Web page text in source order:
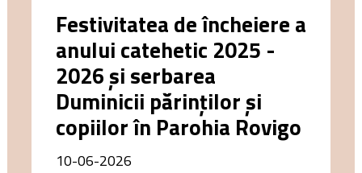
Festivitatea de încheiere a
anului catehetic 2025 -
2026 și serbarea
Duminicii părinților și
copiilor în Parohia Rovigo
10-06-2026